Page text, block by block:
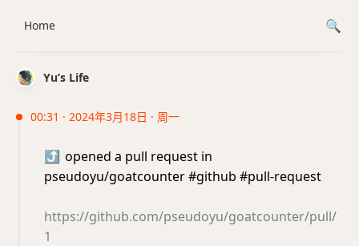
Yu’s Life
00:31 · 2024年3月18日 · 周一
⤴️ opened a pull request in
pseudoyu/goatcounter #github #pull-request
https://github.com/pseudoyu/goatcounter/pull/
1
Home